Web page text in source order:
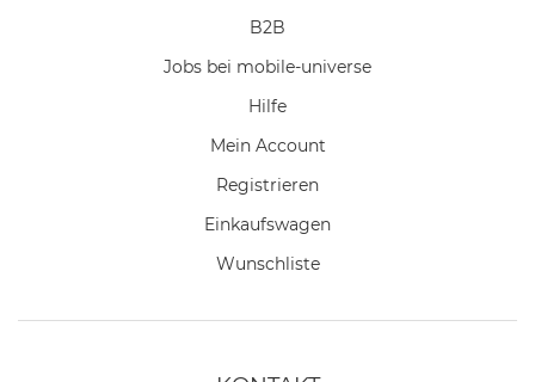
B2B
Jobs bei mobile-universe
Hilfe
Mein Account
Registrieren
Einkaufswagen
Wunschliste